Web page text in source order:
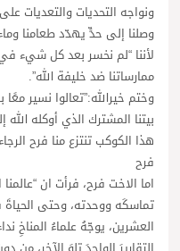
ونواجه التحديات والتعديات
وصلنا إلى حدٍّ يهدّد طعامنا
لأننا “لم نخسر بعد كل شيء
ممارساتنا ضد خليفة الله”.
وختم خيرالله:”تعالوا نسير
بيتنا المشترك الذي أوكله الله
هذا الكوكب تنتزع منا فرح
فرح
اما الاخت فرح، فرأت ان
تماسكَه ووحدته، وحتى الحياةَ
العشرين، يوجّهُ علماءُ المناخِ